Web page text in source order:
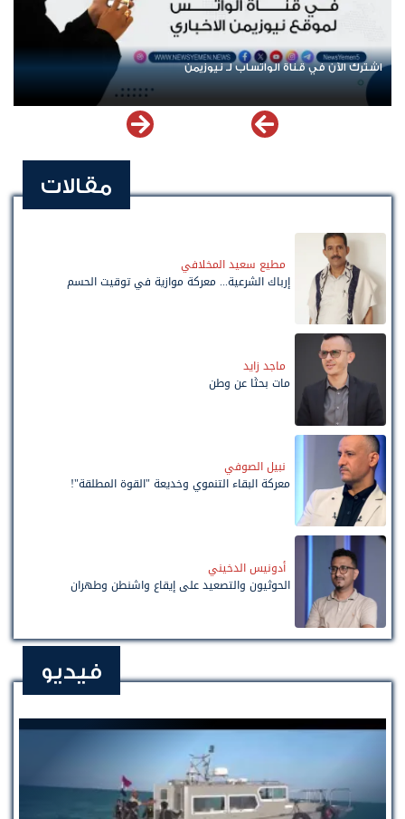
اشترك الآن في قناة الواتساب لـ نيوزيمن
مقالات
مطيع سعيد المخلافي
إرباك الشرعية... معركة موازية في توقيت الحسم
ماجد زايد
مات بحثًا عن وطن
نبيل الصوفي
معركة البقاء التنموي وخديعة "القوة المطلقة"!
أدونيس الدخيني
الحوثيون والتصعيد على إيقاع واشنطن وطهران
فيديو